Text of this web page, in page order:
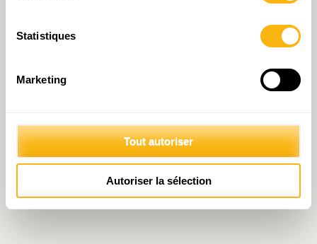
Statistiques
Marketing
Tout autoriser
Autoriser la sélection